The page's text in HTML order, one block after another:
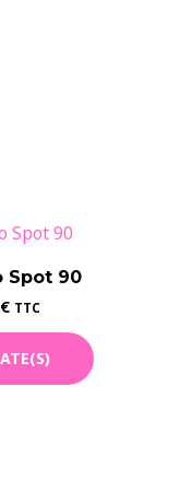
Spot 90
€Plage
40,00 €
à
TTC
produit